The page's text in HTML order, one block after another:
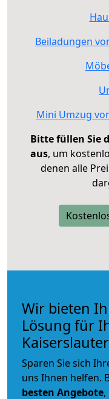
Beiladungen
Mini Umzug
Bitte füllen Sie
aus, um
denen alle
Wir bieten
Lösung für
Sparen Sie sich
uns Ihnen helfen.
besten Angebote